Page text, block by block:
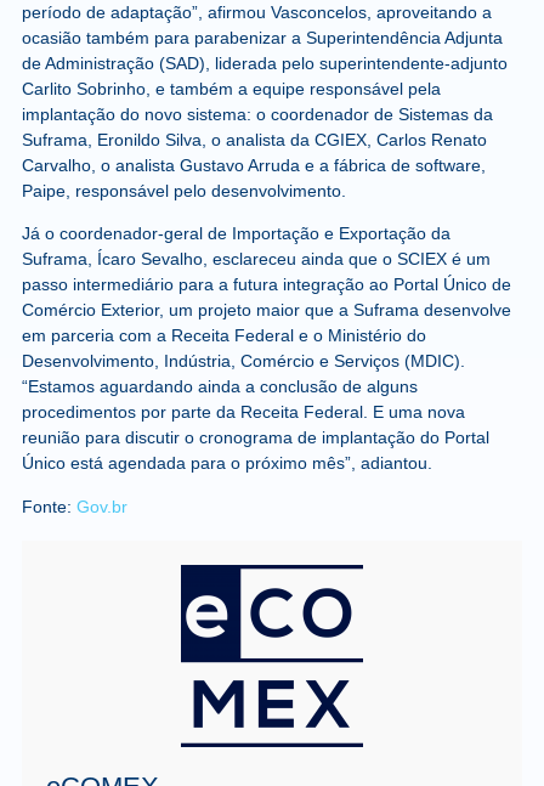
período de adaptação”, afirmou Vasconcelos, aproveitando a
ocasião também para parabenizar a Superintendência Adjunta
de Administração (SAD), liderada pelo superintendente-adjunto
Carlito Sobrinho, e também a equipe responsável pela
implantação do novo sistema: o coordenador de Sistemas da
Suframa, Eronildo Silva, o analista da CGIEX, Carlos Renato
Carvalho, o analista Gustavo Arruda e a fábrica de software,
Paipe, responsável pelo desenvolvimento.
Já o coordenador-geral de Importação e Exportação da
Suframa, Ícaro Sevalho, esclareceu ainda que o SCIEX é um
passo intermediário para a futura integração ao Portal Único de
Comércio Exterior, um projeto maior que a Suframa desenvolve
em parceria com a Receita Federal e o Ministério do
Desenvolvimento, Indústria, Comércio e Serviços (MDIC).
“Estamos aguardando ainda a conclusão de alguns
procedimentos por parte da Receita Federal. E uma nova
reunião para discutir o cronograma de implantação do Portal
Único está agendada para o próximo mês”, adiantou.
Fonte: Gov.br